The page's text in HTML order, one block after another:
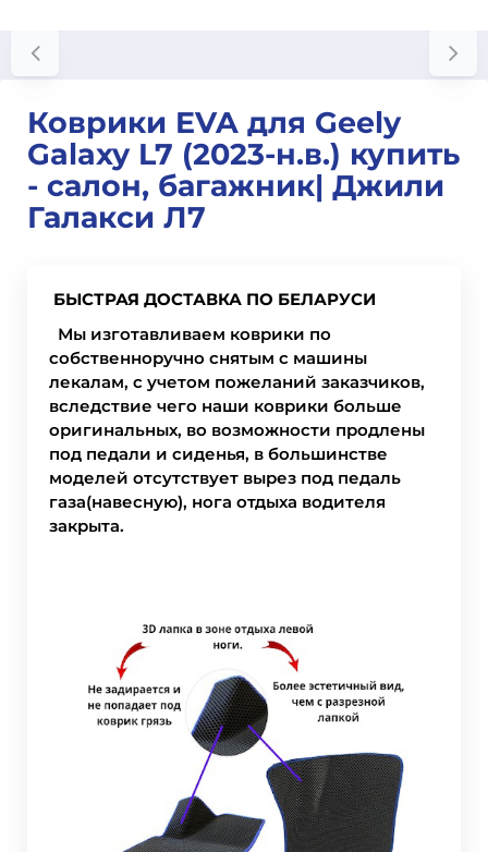
Коврики EVA для Geely
Galaxy L7 (2023-н.в.) купить
- салон, багажник| Джили
Галакси Л7
БЫСТРАЯ ДОСТАВКА ПО БЕЛАРУСИ
Мы изготавливаем коврики по
собственноручно снятым с машины
лекалам, с учетом пожеланий заказчиков,
вследствие чего наши коврики больше
оригинальных, во возможности продлены
под педали и сиденья, в большинстве
моделей отсутствует вырез под педаль
газа(навесную), нога отдыха водителя
закрыта.